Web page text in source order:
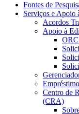
Fontes de
Serviços e Apoio
Acordos
Apoio à
Centro de
(CRA)